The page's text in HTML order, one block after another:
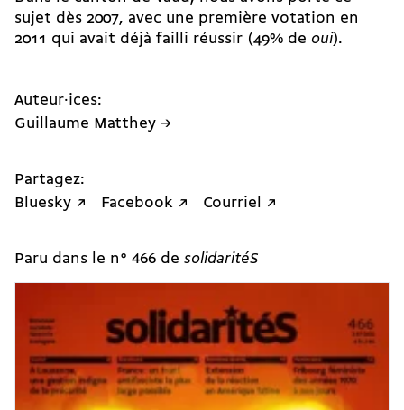
sujet dès 2007, avec une première votation en
2011 qui avait déjà failli réussir (49% de oui).
Auteur·ices:
Guillaume Matthey →
Partagez:
Bluesky ↗
Facebook ↗ Courriel ↗
Paru dans le n° 466 de solidaritéS